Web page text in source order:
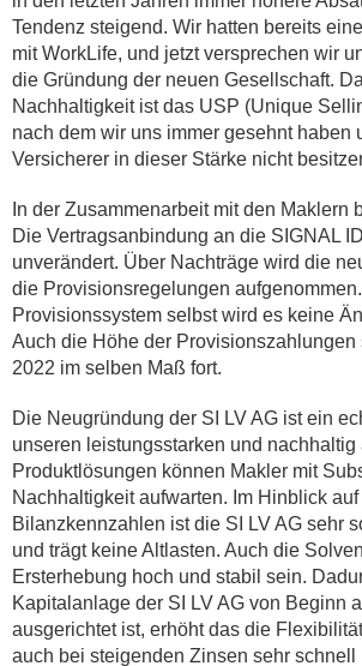
Tendenz steigend. Wir hatten bereits
mit WorkLife, und jetzt versprechen wir
die Gründung der neuen Gesellschaft.
Nachhaltigkeit ist das USP (Unique
nach dem wir uns immer gesehnt haben
Versicherer in dieser Stärke nicht
In der Zusammenarbeit mit den Maklern
Die Vertragsanbindung an die SIGNAL
unverändert. Über Nachträge wird die
die Provisionsregelungen
Provisionssystem selbst wird es keine
Auch die Höhe der Provisionszahlungen
2022 im selben Maß fort.
Die Neugründung der SI LV AG ist ein
unseren leistungsstarken und nachhaltig
Produktlösungen können Makler mit
Nachhaltigkeit aufwarten. Im Hinblick
Bilanzkennzahlen ist die SI LV AG sehr
und trägt keine Altlasten. Auch die
Ersterhebung hoch und stabil sein.
Kapitalanlage der SI LV AG von Beginn
ausgerichtet ist, erhöht das die
auch bei steigenden Zinsen sehr schnell